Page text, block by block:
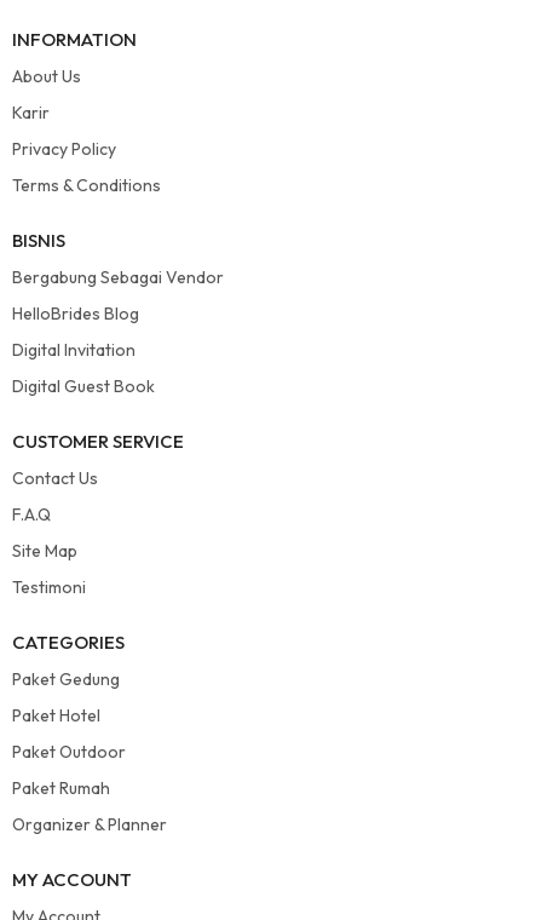
INFORMATION
About Us
Karir
Privacy Policy
Terms & Conditions
BISNIS
Bergabung Sebagai Vendor
HelloBrides Blog
Digital Invitation
Digital Guest Book
CUSTOMER SERVICE
Contact Us
F.A.Q
Site Map
Testimoni
CATEGORIES
Paket Gedung
Paket Hotel
Paket Outdoor
Paket Rumah
Organizer & Planner
MY ACCOUNT